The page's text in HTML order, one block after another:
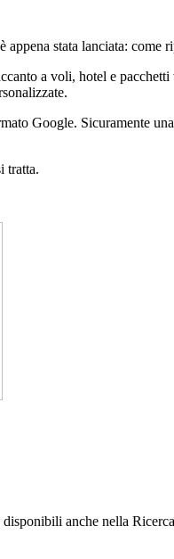
appena stata lanciata: come
a voli, hotel e
Google. Sicuramente
tratta.
anche nella